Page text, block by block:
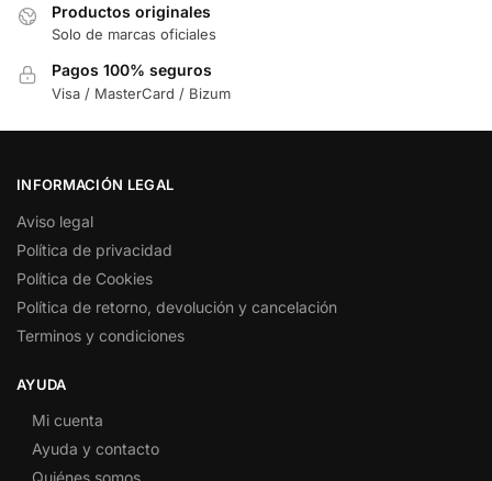
Productos originales
Solo de marcas oficiales
Pagos 100% seguros
Visa / MasterCard / Bizum
INFORMACIÓN LEGAL
Aviso legal
Política de privacidad
Política de Cookies
Política de retorno, devolución y cancelación
Terminos y condiciones
AYUDA
Mi cuenta
Ayuda y contacto
Quiénes somos